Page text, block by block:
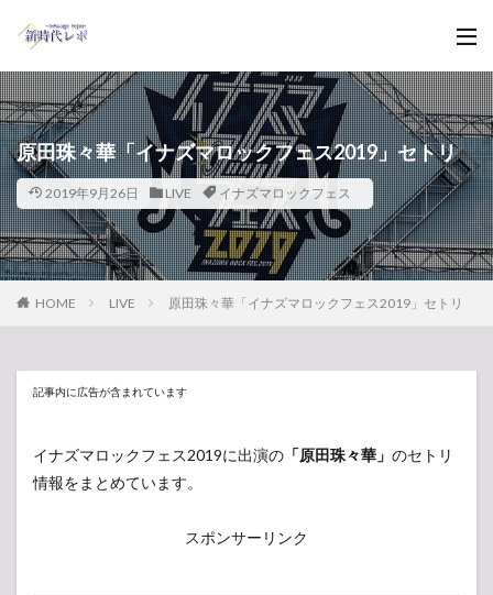
原田珠々華「イナズマロックフェス2019」セトリ
2019年9月26日 LIVE イナズマロックフェス
HOME LIVE 原田珠々華「イナズマロックフェス2019」セトリ
記事内に広告が含まれています
イナズマロックフェス2019に出演の 「原田珠々華」 のセトリ
情報をまとめています。
スポンサーリンク